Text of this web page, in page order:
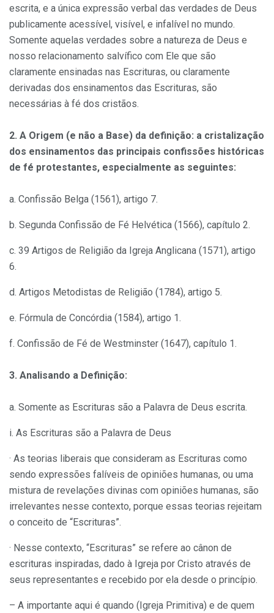
escrita, e a única expressão verbal das verdades de Deus
publicamente acessível, visível, e infalível no mundo.
Somente aquelas verdades sobre a natureza de Deus e
nosso relacionamento salvífico com Ele que são
claramente ensinadas nas Escrituras, ou claramente
derivadas dos ensinamentos das Escrituras, são
necessárias à fé dos cristãos.
2. A Origem (e não a Base) da definição: a cristalização
dos ensinamentos das principais confissões históricas
de fé protestantes, especialmente as seguintes:
a. Confissão Belga (1561), artigo 7.
b. Segunda Confissão de Fé Helvética (1566), capítulo 2.
c. 39 Artigos de Religião da Igreja Anglicana (1571), artigo
6.
d. Artigos Metodistas de Religião (1784), artigo 5.
e. Fórmula de Concórdia (1584), artigo 1.
f. Confissão de Fé de Westminster (1647), capítulo 1.
3. Analisando a Definição:
a. Somente as Escrituras são a Palavra de Deus escrita.
i. As Escrituras são a Palavra de Deus
· As teorias liberais que consideram as Escrituras como
sendo expressões falíveis de opiniões humanas, ou uma
mistura de revelações divinas com opiniões humanas, são
irrelevantes nesse contexto, porque essas teorias rejeitam
o conceito de “Escrituras”.
· Nesse contexto, “Escrituras” se refere ao cânon de
escrituras inspiradas, dado à Igreja por Cristo através de
seus representantes e recebido por ela desde o princípio.
– A importante aqui é quando (Igreja Primitiva) e de quem